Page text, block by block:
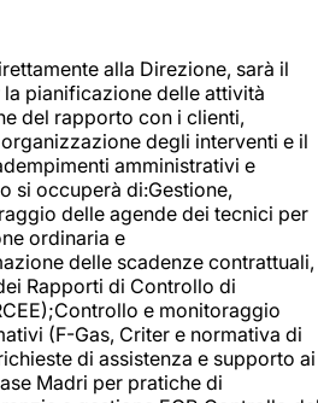
alla Direzione, sarà il
pianificazione delle attività
del rapporto con i clienti,
degli interventi e il
amministrativi e
si occuperà di:Gestione,
delle agende dei tecnici per
ordinaria e
delle scadenze contrattuali,
Rapporti di Controllo di
e monitoraggio
(F-Gas, Criter e normativa di
di assistenza e supporto ai
Madri per pratiche di